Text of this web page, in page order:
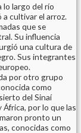
lo largo del río
a cultivar el arroz.
que se
Su influencia
una cultura de
Sus integrantes
por otro grupo
como
del Sinaí
por lo que las
pronto un
conocidas como